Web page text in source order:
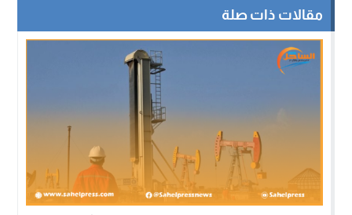
مقالات ذات صلة